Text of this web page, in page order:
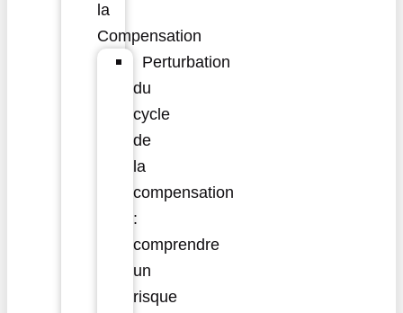
la
Compensation
Perturbation
du
cycle
de
la
compensation
:
comprendre
un
risque